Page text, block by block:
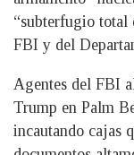
“subterfugio total
FBI y del
Agentes del FBI
Trump en Palm
incautando cajas